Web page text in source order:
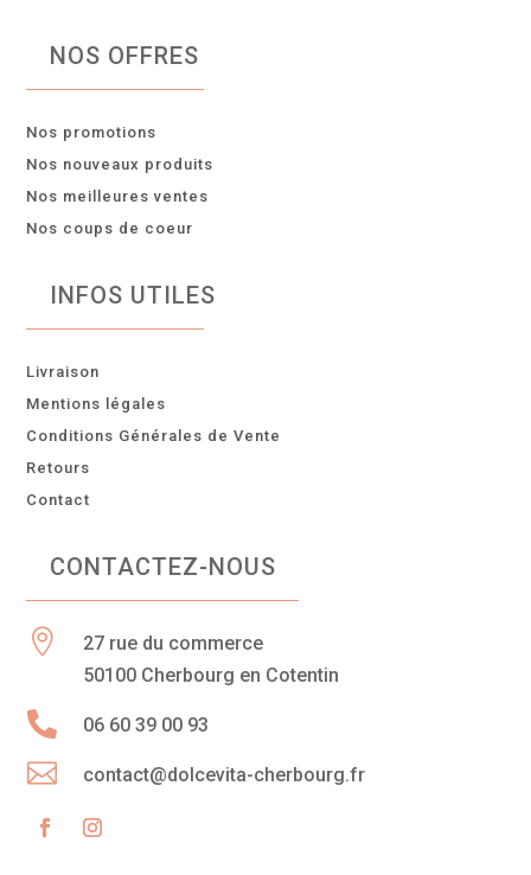
NOS OFFRES
Nos promotions
Nos nouveaux produits
Nos meilleures ventes
Nos coups de coeur
INFOS UTILES
Livraison
Mentions légales
Conditions Générales de Vente
Retours
Contact
CONTACTEZ-NOUS

27 rue du commerce
50100 Cherbourg en Cotentin
 06 60 39 00 93
 contact@dolcevita-cherbourg.fr